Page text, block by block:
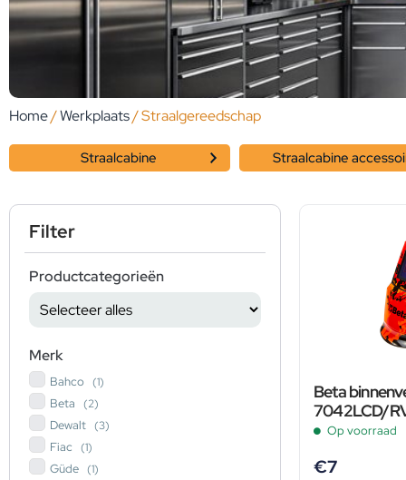
Home/Werkplaats/ Straalgereedschap
Straalcabine Straalcabine
Filter
Productcategorieën
Merk
Bahco (1)
Beta (2)
Dewalt (3)
Fiac (1)
Güde (1)
Beta
7042LCD/
Op voorraad
€7